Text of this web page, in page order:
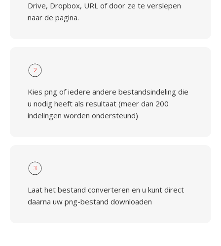
Drive, Dropbox, URL of door ze te verslepen
naar de pagina.
2
Kies png of iedere andere bestandsindeling die
u nodig heeft als resultaat (meer dan 200
indelingen worden ondersteund)
3
Laat het bestand converteren en u kunt direct
daarna uw png-bestand downloaden